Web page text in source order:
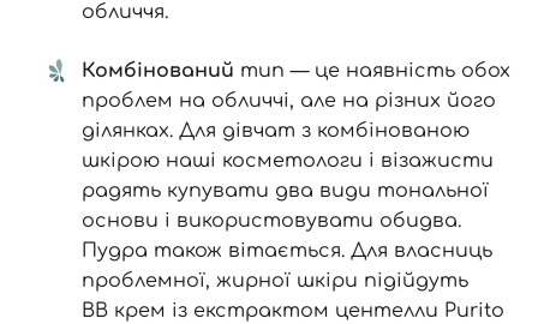
обличчя.
Комбінований тип — це наявність обох
проблем на обличчі, але на різних його
ділянках. Для дівчат з комбінованою
шкірою наші косметологи і візажисти
радять купувати два види тональної
основи і використовувати обидва.
Пудра також вітається. Для власниць
проблемної, жирної шкіри підійдуть
ВВ крем із екстрактом центелли Purito